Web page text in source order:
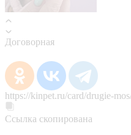
Договорная
https://kinpet.ru/card/drugie-
Ссылка скопирована